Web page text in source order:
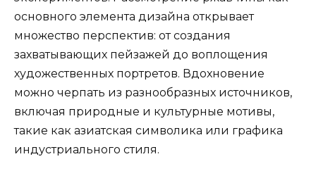
основного элемента дизайна открывает
множество перспектив: от создания
захватывающих пейзажей до воплощения
художественных портретов. Вдохновение
можно черпать из разнообразных источников,
включая природные и культурные мотивы,
такие как азиатская символика или графика
индустриального стиля.